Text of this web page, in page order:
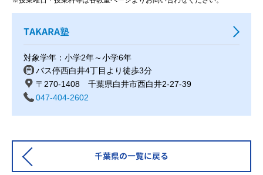
TAKARA塾
対象学年：小学2年～小学6年
バス停西白井4丁目より徒歩3分
〒270-1408 千葉県白井市西白井2-27-39
047-404-2602
千葉県の一覧に戻る